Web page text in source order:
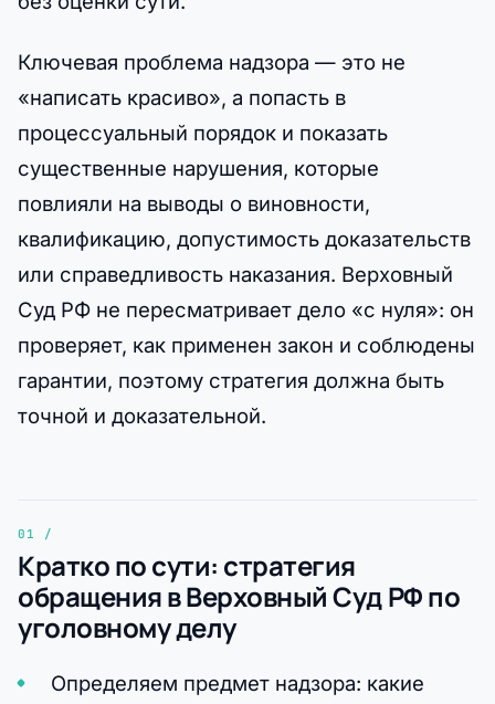
Ключевая проблема надзора — это не
«написать красиво», а попасть в
процессуальный порядок и показать
существенные нарушения, которые
повлияли на выводы о виновности,
квалификацию, допустимость доказательств
или справедливость наказания. Верховный
Суд РФ не пересматривает дело «с нуля»: он
проверяет, как применен закон и соблюдены
гарантии, поэтому стратегия должна быть
точной и доказательной.
Кратко по сути: стратегия
обращения в Верховный Суд РФ по
уголовному делу
Определяем предмет надзора: какие